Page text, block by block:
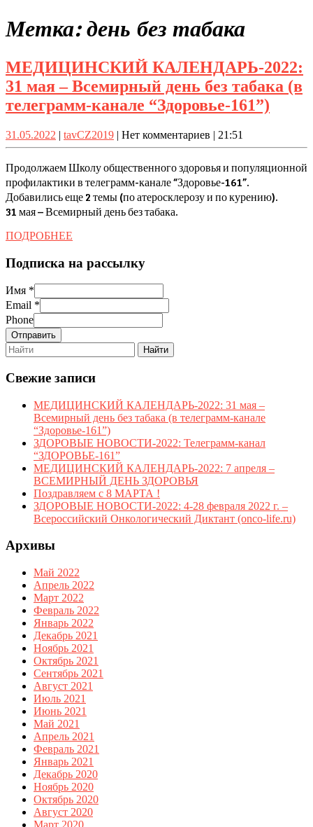
Button
Метка:день без табака
МЕДИЦИНСКИЙ КАЛЕНДАРЬ-2022:
31 мая – Всемирный день без табака (в
телеграмм-канале “Здоровье-161”)
–
31.05.2022 31.05.2022
| tavCZ2019tavCZ2019
| Нет комментариев | 21:51
Продолжаем Школу общественного здоровья и популяционной
профилактики в телеграмм-канале “Здоровье-161”.
Добавились еще 2 темы (по атеросклерозу и по курению).
31 мая – Всемирный день без табака.
ПОДРОБНЕЕ
Подписка на рассылку
Имя *
Email *
Phone
Отправить
Search
for:
Свежие записи
МЕДИЦИНСКИЙ КАЛЕНДАРЬ-2022: 31 мая –
Всемирный день без табака (в телеграмм-канале
“Здоровье-161”)
ЗДОРОВЫЕ НОВОСТИ-2022: Телеграмм-канал
“ЗДОРОВЬЕ-161”
МЕДИЦИНСКИЙ КАЛЕНДАРЬ-2022: 7 апреля –
ВСЕМИРНЫЙ ДЕНЬ ЗДОРОВЬЯ
Поздравляем с 8 МАРТА !
ЗДОРОВЫЕ НОВОСТИ-2022: 4-28 февраля 2022 г. –
Всероссийский Онкологический Диктант (onco-life.ru)
Архивы
Май 2022
Апрель 2022
Март 2022
Февраль 2022
Январь 2022
Декабрь 2021
Ноябрь 2021
Октябрь 2021
Сентябрь 2021
Август 2021
Июль 2021
Июнь 2021
Май 2021
Апрель 2021
Февраль 2021
Январь 2021
Декабрь 2020
Ноябрь 2020
Октябрь 2020
Август 2020
Март 2020